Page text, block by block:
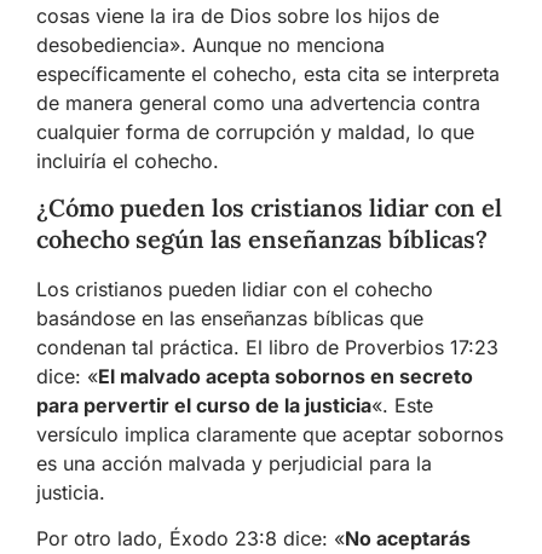
cosas viene la ira de Dios sobre los hijos de
desobediencia». Aunque no menciona
específicamente el cohecho, esta cita se interpreta
de manera general como una advertencia contra
cualquier forma de corrupción y maldad, lo que
incluiría el cohecho.
¿Cómo pueden los cristianos lidiar con el
cohecho según las enseñanzas bíblicas?
Los cristianos pueden lidiar con el cohecho
basándose en las enseñanzas bíblicas que
condenan tal práctica. El libro de Proverbios 17:23
dice: «El malvado acepta sobornos en secreto
para pervertir el curso de la justicia«. Este
versículo implica claramente que aceptar sobornos
es una acción malvada y perjudicial para la
justicia.
Por otro lado, Éxodo 23:8 dice: «No aceptarás